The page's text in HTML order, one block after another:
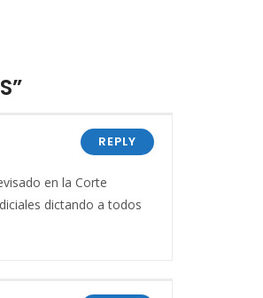
REPLY
en la Corte
dictando a todos